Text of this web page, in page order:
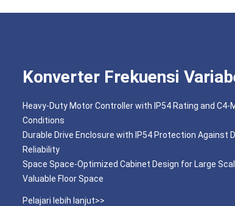
Konverter Frekuensi
Heavy-Duty Motor Controller with IP54 Rating and
Conditions
Durable Drive Enclosure with IP54 Protection Against
Reliability
Space Space-Optimized Cabinet Design for Large
Valuable Floor Space
Pelajari lebih lanjut>>